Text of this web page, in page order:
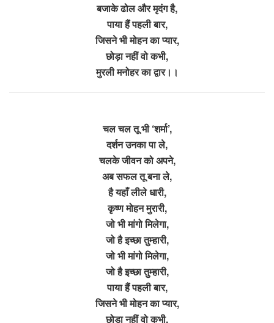
बजाके ढोल और मृदंग है,
पाया हैं पहली बार,
जिसने भी मोहन का प्यार,
छोड़ा नहीं वो कभी,
मुरली मनोहर का द्वार।।
चल चल तू भी ‘शर्मा’,
दर्शन उनका पा ले,
चलके जीवन को अपने,
अब सफल तू बना ले,
है यहाँ लीले धारी,
कृष्ण मोहन मुरारी,
जो भी मांगो मिलेगा,
जो है इच्छा तुम्हारी,
जो भी मांगो मिलेगा,
जो है इच्छा तुम्हारी,
पाया हैं पहली बार,
जिसने भी मोहन का प्यार,
छोड़ा नहीं वो कभी,